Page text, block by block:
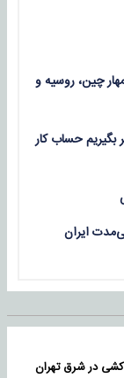
چین، روسیه و
را اسیر بگیریم حساب کار
ایران
در شرق تهران